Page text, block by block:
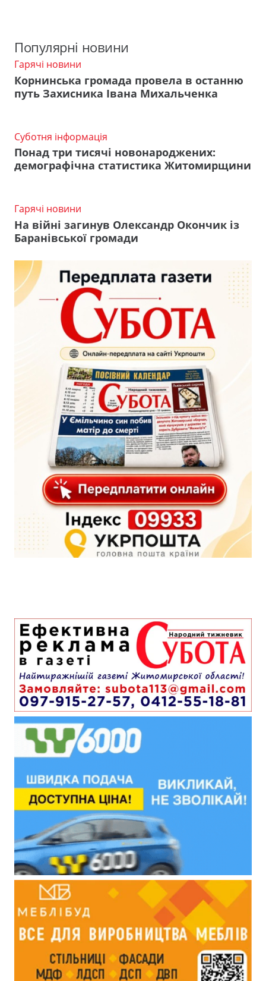
Популярні новини
Гарячі новини
Корнинська громада провела в останню
путь Захисника Івана Михальченка
Суботня інформація
Понад три тисячі новонароджених:
демографічна статистика Житомирщини
Гарячі новини
На війні загинув Олександр Окончик із
Баранівської громади